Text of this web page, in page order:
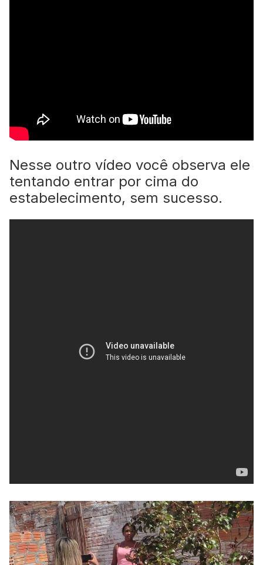
Nesse outro vídeo você observa ele
tentando entrar por cima do
estabelecimento, sem sucesso.